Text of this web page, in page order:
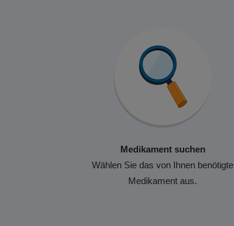
Medikament suchen
Wählen Sie das von Ihnen benötigte
Medikament aus.